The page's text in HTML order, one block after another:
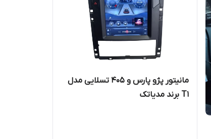
مانیتور پژو پارس و 405 تسلایی مدل
T1 برند مدیاتک